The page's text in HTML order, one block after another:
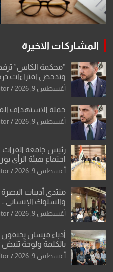
المشاركات الاخيرة
“محكمة الكاس”
وتدحض افتراءات
الشكوى
أغسطس 9, 2026
حملة الاستهداف
أغسطس 9, 2026
رئيس جامعة الفرات
اجتماع هيئة الرأي
أغسطس 9, 2026
منتدى أديبات
والسلوك الإنساني…
أغسطس 9, 2026
أدباء ميسان
بالكلمة ولوحةٌ تنبض
أغسطس 9, 2026